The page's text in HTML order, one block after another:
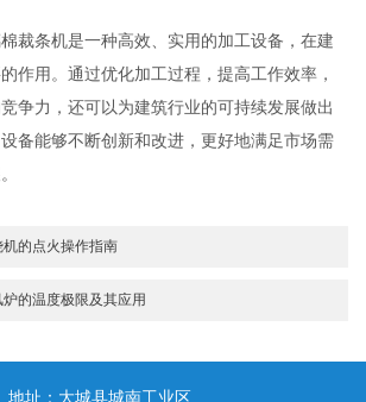
条机是一种高效、实用的加工设备，在建
作用。通过优化加工过程，提高工作效率，
争力，还可以为建筑行业的可持续发展做出
备能够不断创新和改进，更好地满足市场需
的点火操作指南
的温度极限及其应用
地址：大城县城南工业区